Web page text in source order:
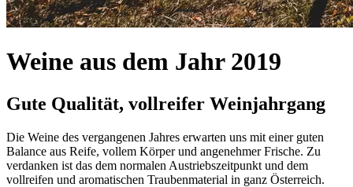
Weine aus dem Jahr 2019
Gute Qualität, vollreifer Weinjahrgang
Die Weine des vergangenen Jahres erwarten uns mit einer guten
Balance aus Reife, vollem Körper und angenehmer Frische. Zu
verdanken ist das dem normalen Austriebszeitpunkt und dem
vollreifen und aromatischen Traubenmaterial in ganz Österreich.